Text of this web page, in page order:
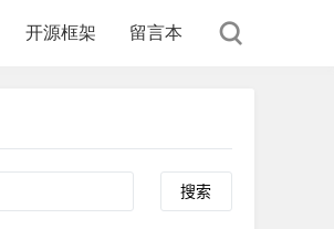
开源框架 留言本
Search